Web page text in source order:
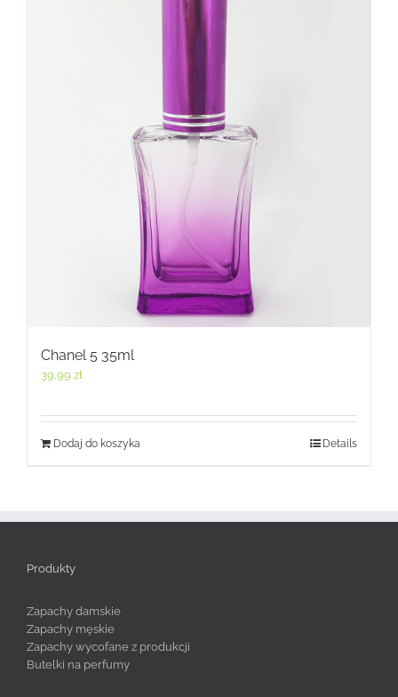
Chanel 5 35ml
39,99 zł
Dodaj do koszyka Details
Produkty
Zapachy damskie
Zapachy męskie
Zapachy wycofane z produkcji
Butelki na perfumy